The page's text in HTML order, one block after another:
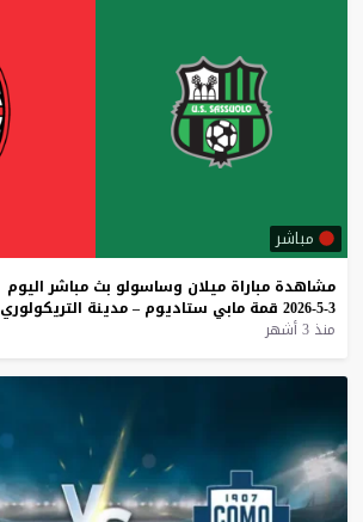
مباشر
مشاهدة مباراة ميلان وساسولو بث مباشر اليوم
3-5-2026
قمة مابي ستاديوم – مدينة التريكولوري
منذ 3 أشهر